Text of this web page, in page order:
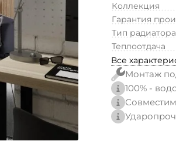
Коллекция
Гарантия
Тип радиатора
Теплоотдача
Все
Монтаж
100% -